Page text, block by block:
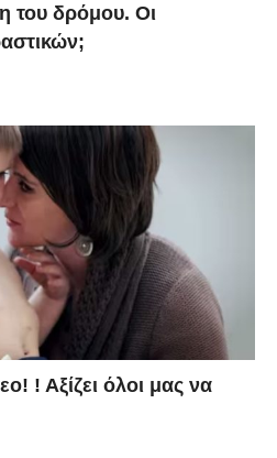
του δρόμου. Οι
! Αξίζει όλοι μας να